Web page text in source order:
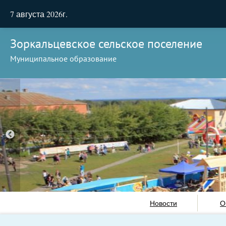
7 августа 2026г.
Зоркальцевское сельское поселение
Муниципальное образование
Новости